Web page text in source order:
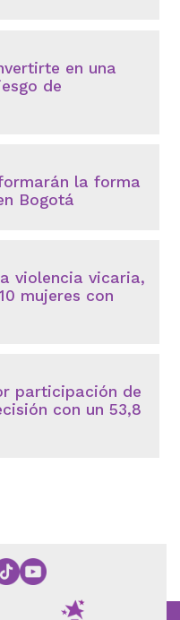
en una
de
la forma
Bogotá
violencia vicaria,
mujeres con
participación de
con un 53,8